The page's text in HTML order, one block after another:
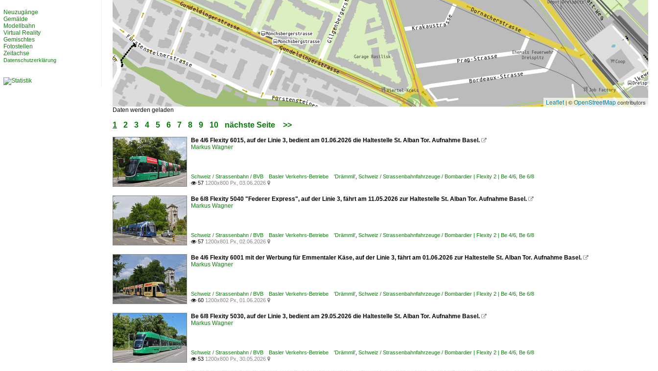
Leaflet| ©OpenStreetMapcontributors
Daten werden geladen
1 2 3 4 5 6 7 8 9 10 nächste Seite >>
Be 4/6 Flexity 6015, auf der Linie 3, bedient am 01.06.2026 die Haltestelle St. Alban Tor. Aufnahme Basel. 
Markus Wagner
Schweiz / Strassenbahn / BVB Basler Verkehrs-Betriebe 'Drämmli' Schweiz / Strassenbahnfahrzeuge / Bombardier | Flexity 2 | Be 4/6, Be 6/8
 57 1200x800 Px, 03.06.2026 
Be 6/8 Flexity 5040 "Federer Express", auf der Linie 3, fährt am 11.05.2026 zur Haltestelle St. Alban Tor. Aufnahme Basel. 
Markus Wagner
Schweiz / Strassenbahn / BVB Basler Verkehrs-Betriebe 'Drämmli' Schweiz / Strassenbahnfahrzeuge / Bombardier | Flexity 2 | Be 4/6, Be 6/8
 57 1200x801 Px, 02.06.2026 
Be 4/6 Flexity 6001 mit der Werbung für Emmentaler Käse, auf der Linie 3, fährt am 01.06.2026 zur Haltestelle St. Alban Tor. Aufnahme Basel. 
Markus Wagner
Schweiz / Strassenbahn / BVB Basler Verkehrs-Betriebe 'Drämmli' Schweiz / Strassenbahnfahrzeuge / Bombardier | Flexity 2 | Be 4/6, Be 6/8
 60 1200x802 Px, 01.06.2026 
Be 6/8 Flexity 5030, auf der Linie 3, bedient am 29.05.2026 die Haltestelle St. Alban Tor. Aufnahme Basel. 
Markus Wagner
Schweiz / Strassenbahn / BVB Basler Verkehrs-Betriebe 'Drämmli' Schweiz / Strassenbahnfahrzeuge / Bombardier | Flexity 2 | Be 4/6, Be 6/8
 53 1200x800 Px, 30.05.2026 
Neuzugänge
Gemälde
Modellbahn
Virtual Reality
Gemischtes
Fotostellen
Zeitachse
Datenschutzerklärung